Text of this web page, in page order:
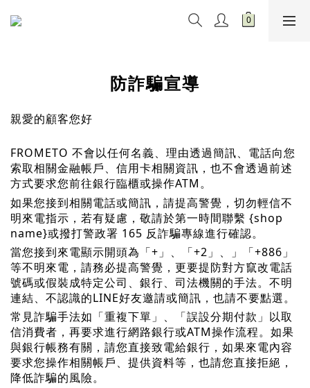
防詐騙宣導
親愛的顧客您好
FROMETO 不會以任何名義、理由透過簡訊、電話向您
索取相關金融帳戶、信用卡相關資訊，也不會透過前述
方式要求您前往銀行臨櫃或操作ATM。
如果您接到相關電話或簡訊，請提高警覺，切勿輕信不
明來電指示，若有疑慮，敬請於第一時間聯繫 {shop
name}或撥打警政署 165 反詐騙專線進行確認。
當您接到來電顯示開頭為「+」、「+2」、」「+886」
等不明來電，請務必提高警覺，更要提防對方竄改電話
號碼或假裝成特定公司、銀行、司法機關的手法。不明
連結、不認識的LINE好友邀請或簡訊，也請不要點選。
常見詐騙手法如「重複下單」、「誤設分期付款」以取
信消費者，再要求進行網路銀行或ATM操作流程。如果
與銀行帳務有關，請您直接致電給銀行，如果來電內容
要求您操作相關帳戶、提供資料等，也請您直接拒絕，
降低詐騙的風險。